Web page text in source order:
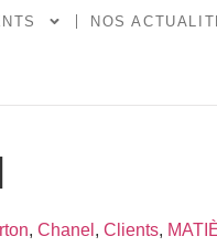
NOS
, Chanel , Clients,